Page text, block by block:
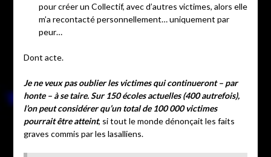
pour créer un Collectif, avec d’autres victimes, alors elle
m’a recontacté personnellement… uniquement par
peur…
Dont acte.
Je ne veux pas oublier les victimes qui continueront – par
honte – à se taire. Sur 150 écoles actuelles (400 autrefois),
l’on peut considérer qu’un total de 100 000 victimes
pourrait être atteint, si tout le monde dénonçait les faits
graves commis par les lasalliens.